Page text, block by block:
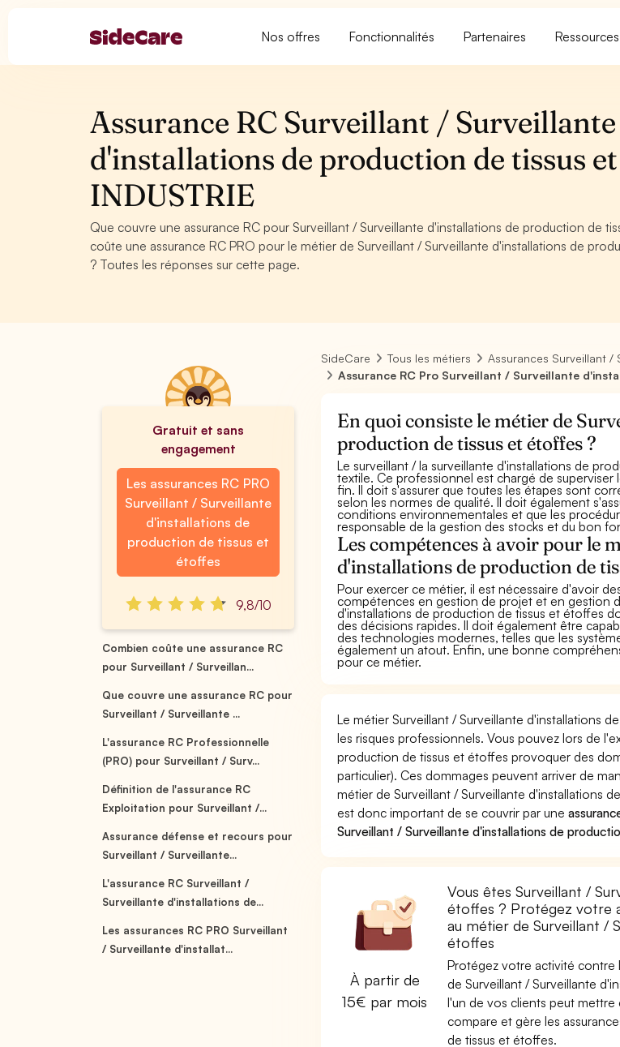
Nos offres Fonctionnalités Partenaires Ressources
Assurance RC Surveillant / Surveillante
d'installations de production de tissus
INDUSTRIE
Que couvre une assurance RC pour Surveillant / Surveillante d'installations de production de
coûte une assurance RC PRO pour le métier de Surveillant / Surveillante d'installations de
? Toutes les réponses sur cette page.
Gratuit et sans
engagement
Les assurances RC PRO
Surveillant / Surveillante
d'installations de
production de tissus et
étoffes
9,8/10
Combien coûte une assurance RC
pour Surveillant / Surveillan...
Que couvre une assurance RC pour
Surveillant / Surveillante ...
L'assurance RC Professionnelle
(PRO) pour Surveillant / Surv...
Définition de l'assurance RC
Exploitation pour Surveillant /...
Assurance défense et recours pour
Surveillant / Surveillante...
L'assurance RC Surveillant /
Surveillante d'installations de...
Les assurances RC PRO Surveillant
/ Surveillante d'installat...
SideCare Tous les métiers
Assurances Surveillant
Assurance RC Pro Surveillant / Surveillante
En quoi consiste le métier de
production de tissus et étoffes ?
Le surveillant / la surveillante d'installations de
textile. Ce professionnel est chargé de
fin. Il doit s'assurer que toutes les étapes sont
selon les normes de qualité. Il doit également
conditions environnementales et que les
responsable de la gestion des stocks et du bon
Les compétences à avoir pour le
d'installations de production de
Pour exercer ce métier, il est nécessaire d'avoir
compétences en gestion de projet et en gestion
d'installations de production de tissus et étoffes
des décisions rapides. Il doit également être
des technologies modernes, telles que les
également un atout. Enfin, une bonne
pour ce métier.
Le métier Surveillant / Surveillante d'installations
les risques professionnels. Vous pouvez lors de
production de tissus et étoffes provoquer des
particulier). Ces dommages peuvent arriver de
métier de Surveillant / Surveillante d'installations
est donc important de se couvrir par une
Surveillant / Surveillante d'installations de
À partir de
15€ par mois
Vous êtes Surveillant /
étoffes ? Protégez votre
au métier de Surveillant /
étoffes
Protégez votre activité contre
de Surveillant / Surveillante
l'un de vos clients peut mettre
compare et gère les
de tissus et étoffes.